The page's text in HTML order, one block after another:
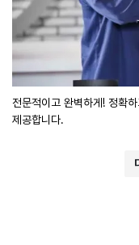
전문적이고 완벽하게! 정확
제공합니다.